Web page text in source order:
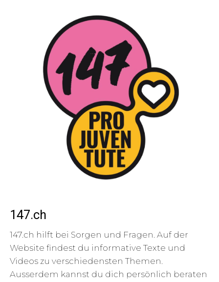
147.ch
147.ch hilft bei Sorgen und Fragen. Auf der
Website findest du informative Texte und
Videos zu verschiedensten Themen.
Ausserdem kannst du dich persönlich beraten